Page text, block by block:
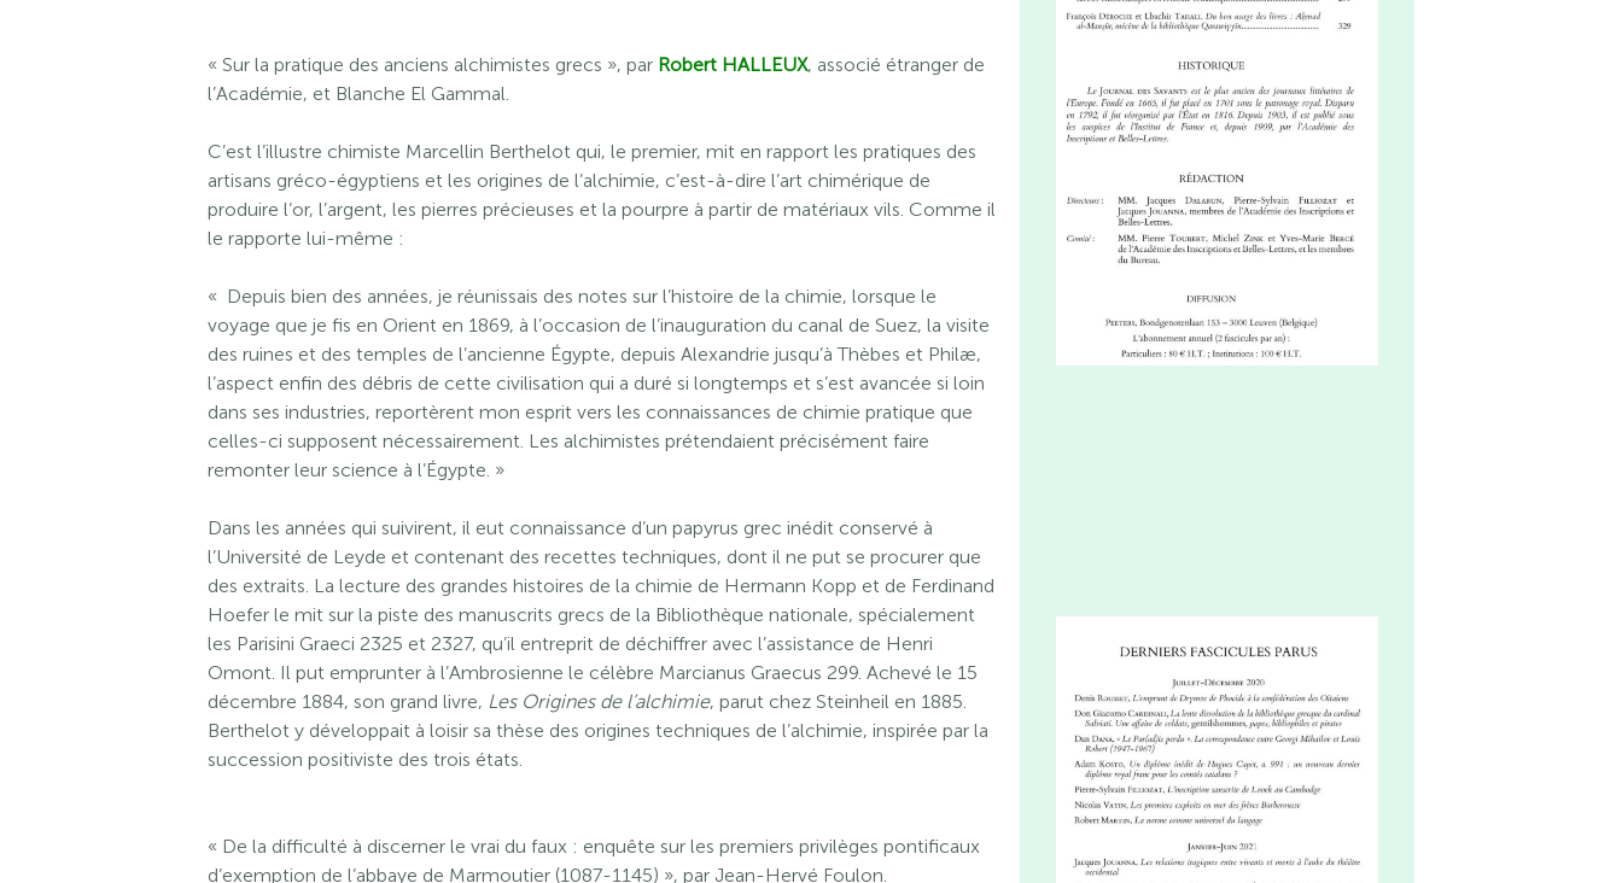
« Sur la pratique des anciens alchimistes grecs », par Robert HALLEUX, associé étranger de
l’Académie, et Blanche El Gammal.
C’est l’illustre chimiste Marcellin Berthelot qui, le premier, mit en rapport les pratiques des
artisans gréco-égyptiens et les origines de l’alchimie, c’est-à-dire l’art chimérique de
produire l’or, l’argent, les pierres précieuses et la pourpre à partir de matériaux vils. Comme il
le rapporte lui-même :
« Depuis bien des années, je réunissais des notes sur l’histoire de la chimie, lorsque le
voyage que je fis en Orient en 1869, à l’occasion de l’inauguration du canal de Suez, la visite
des ruines et des temples de l’ancienne Égypte, depuis Alexandrie jusqu’à Thèbes et Philæ,
l’aspect enfin des débris de cette civilisation qui a duré si longtemps et s’est avancée si loin
dans ses industries, reportèrent mon esprit vers les connaissances de chimie pratique que
celles-ci supposent nécessairement. Les alchimistes prétendaient précisément faire
remonter leur science à l’Égypte. »
Dans les années qui suivirent, il eut connaissance d’un papyrus grec inédit conservé à
l’Université de Leyde et contenant des recettes techniques, dont il ne put se procurer que
des extraits. La lecture des grandes histoires de la chimie de Hermann Kopp et de Ferdinand
Hoefer le mit sur la piste des manuscrits grecs de la Bibliothèque nationale, spécialement
les Parisini Graeci 2325 et 2327, qu’il entreprit de déchiffrer avec l’assistance de Henri
Omont. Il put emprunter à l’Ambrosienne le célèbre Marcianus Graecus 299. Achevé le 15
décembre 1884, son grand livre, Les Origines de l’alchimie, parut chez Steinheil en 1885.
Berthelot y développait à loisir sa thèse des origines techniques de l’alchimie, inspirée par la
succession positiviste des trois états.
« De la difficulté à discerner le vrai du faux : enquête sur les premiers privilèges pontificaux
d’exemption de l’abbaye de Marmoutier (1087-1145) », par Jean-Hervé Foulon.